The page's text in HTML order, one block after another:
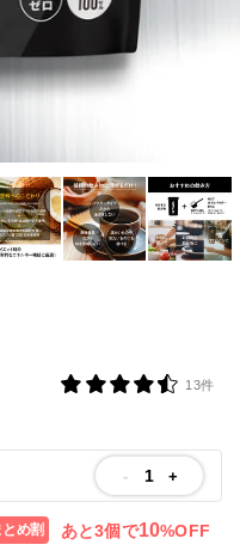
13件
- +
め割 あと3個で10%OFF